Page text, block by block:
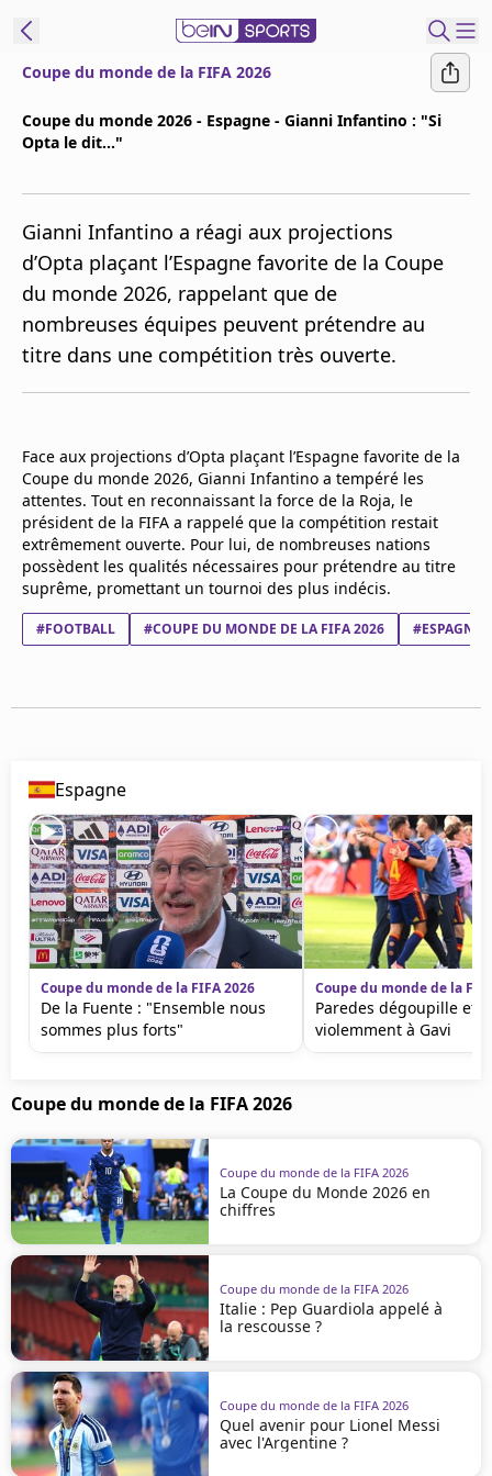
Replays
Podcasts
En Direct
Gérer les
Contactez nous
beINSPIRED
CGU
Mentions légales
Cookies
Protection des données
Paramétrer mon consentement
Coupe du monde de la FIFA 2026
Coupe du monde 2026 - Espagne - Gianni Infantino : "Si
Opta le dit..."
Gianni Infantino a réagi aux projections
d’Opta plaçant l’Espagne favorite de la Coupe
du monde 2026, rappelant que de
nombreuses équipes peuvent prétendre au
titre dans une compétition très ouverte.
Face aux projections d’Opta plaçant l’Espagne favorite de la
Coupe du monde 2026, Gianni Infantino a tempéré les
attentes. Tout en reconnaissant la force de la Roja, le
président de la FIFA a rappelé que la compétition restait
extrêmement ouverte. Pour lui, de nombreuses nations
possèdent les qualités nécessaires pour prétendre au titre
suprême, promettant un tournoi des plus indécis.
#FOOTBALL #COUPE DU MONDE DE LA FIFA 2026 #ESPAGNE
Espagne
Coupe du monde de la FIFA 2026
De la Fuente : "Ensemble nous
sommes plus forts"
Coupe du monde de la
Paredes dégoupille et
violemment à Gavi
Coupe du monde de la FIFA 2026
Coupe du monde de la FIFA 2026
La Coupe du Monde 2026 en
chiffres
Coupe du monde de la FIFA 2026
Italie : Pep Guardiola appelé à
la rescousse ?
Coupe du monde de la FIFA 2026
Quel avenir pour Lionel Messi
avec l'Argentine ?